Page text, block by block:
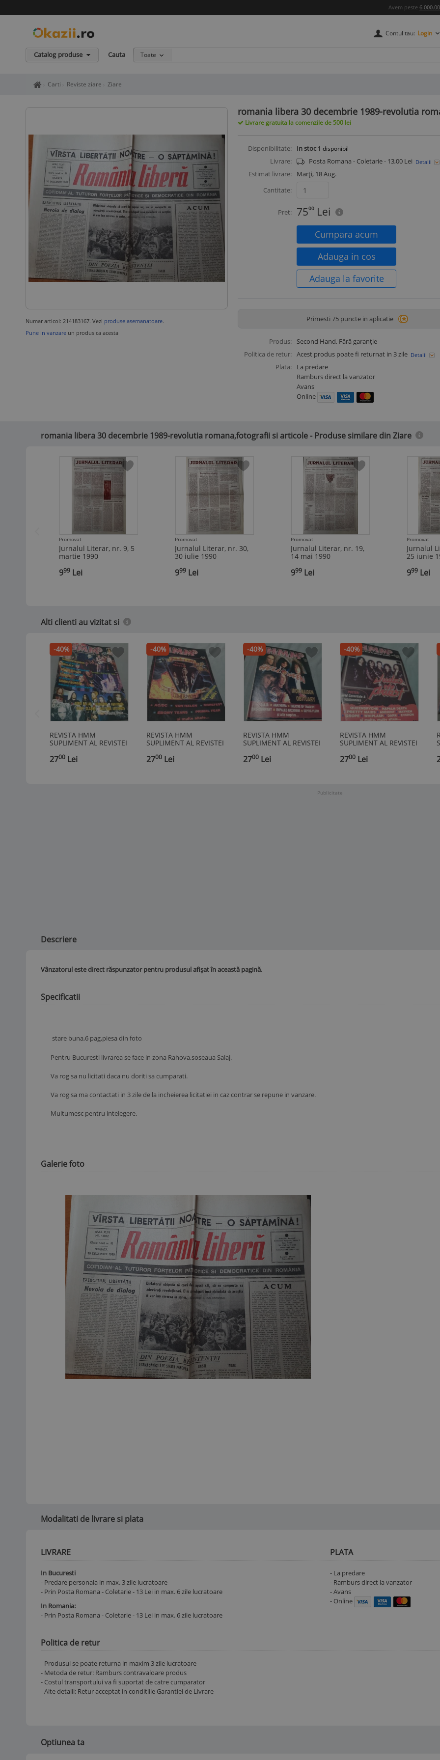
Avem peste
Contul tau: Login
Catalog produse Cauta Toate
Home page okazii.ro - Cumperi in siguranta de la vanzatori de incredere
Carti Reviste ziare Ziare
Numar articol: 214183167. Vezi produse asemanatoare.
Pune in vanzare un produs ca acesta
romania libera 30 decembrie 1989-revolutia
Livrare gratuita la comenzile de 500 lei
Disponibilitate: In stoc 1 disponibil
Livrare: Posta Romana - Coletarie - 13,00 Lei Detalii
Estimat livrare:
Marți, 18 Aug.
Cantitate:
Pret: 7500 Lei
Cumpara acum
Adauga in cos
Adauga la favorite
Primesti 75 puncte in aplicatie
Produs: Second Hand, Fără garanție
Politica de retur: Acest produs poate fi returnat in 3 zile Detalii
Plata:
La predare
Ramburs direct la vanzator
Avans
Online
romania libera 30 decembrie 1989-revolutia romana,fotografii si articole - Produse similare din Ziare
Promovat
Jurnalul Literar, nr. 9, 5
martie 1990
999 Lei
Promovat
Jurnalul Literar, nr. 30,
30 iulie 1990
999 Lei
Promovat
Jurnalul Literar, nr. 19,
14 mai 1990
999 Lei
Promovat
Jurnalul
25 iunie
999 Lei
Alti clienti au vizitat si
-40%
REVISTA HMM
SUPLIMENT AL REVISTEI
1998
2700Lei
-40%
REVISTA HMM
SUPLIMENT AL REVISTEI
1998
2700Lei
-40%
REVISTA HMM
SUPLIMENT AL REVISTEI
1998
2700Lei
-40%
REVISTA HMM
SUPLIMENT AL REVISTEI
1997
2700Lei
Publicitate
Descriere
Vânzatorul este direct răspunzator pentru produsul afișat în această pagină.
Specificatii
stare buna,6 pag,piesa din foto
Pentru Bucuresti livrarea se face in zona Rahova,soseaua Salaj.
Va rog sa nu licitati daca nu doriti sa cumparati.
Va rog sa ma contactati in 3 zile de la incheierea licitatiei in caz contrar se repune in vanzare.
Multumesc pentru intelegere.
Galerie foto
Modalitati de livrare si plata
LIVRARE
In Bucuresti
- Predare personala in max. 3 zile lucratoare
- Prin Posta Romana - Coletarie - 13 Lei in max. 6 zile lucratoare
In Romania:
- Prin Posta Romana - Coletarie - 13 Lei in max. 6 zile lucratoare
PLATA
- La predare
- Ramburs direct la vanzator
- Avans
- Online
Politica de retur
- Produsul se poate returna in maxim 3 zile lucratoare
- Metoda de retur: Ramburs contravaloare produs
- Costul transportului va fi suportat de catre cumparator
- Alte detalii: Retur acceptat in conditiile Garantiei de Livrare
Optiunea ta